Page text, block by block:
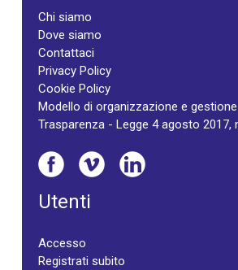
Chi siamo
Dove siamo
Contattaci
Privacy Policy
Cookie Policy
Modello di organizzazione e gestione
Trasparenza - Legge 4 agosto 2017,
Utenti
Accesso
Registrati subito